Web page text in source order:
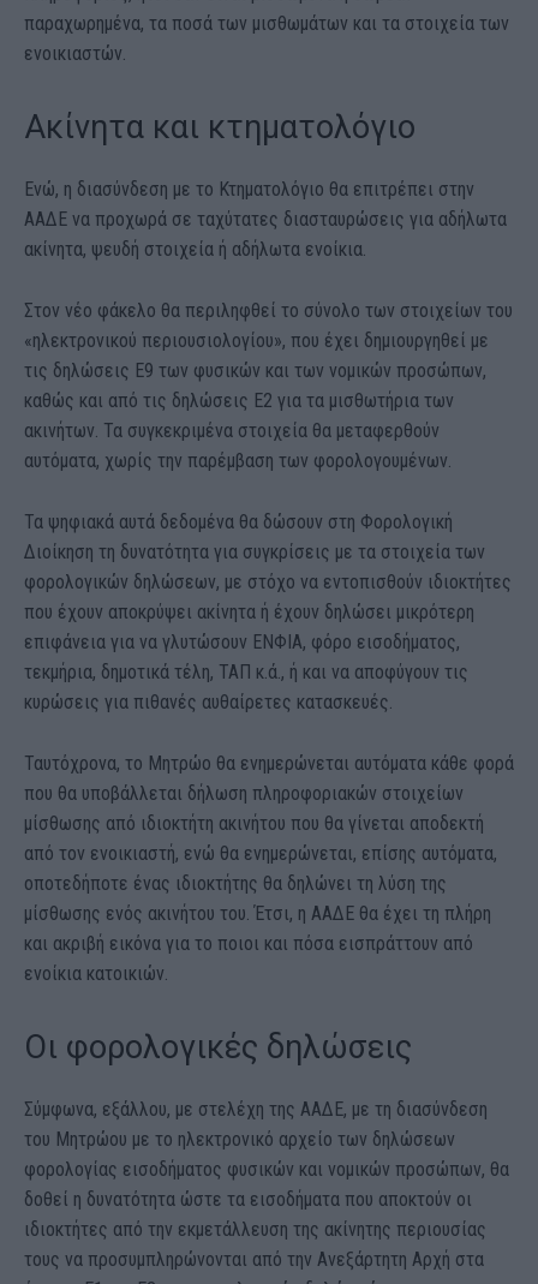
παραχωρημένα, τα ποσά των μισθωμάτων και τα στοιχεία των
ενοικιαστών.
Ακίνητα και κτηματολόγιο
Ενώ, η διασύνδεση με το Κτηματολόγιο θα επιτρέπει στην
ΑΑΔΕ να προχωρά σε ταχύτατες διασταυρώσεις για αδήλωτα
ακίνητα, ψευδή στοιχεία ή αδήλωτα ενοίκια.
Στον νέο φάκελο θα περιληφθεί το σύνολο των στοιχείων του
«ηλεκτρονικού περιουσιολογίου», που έχει δημιουργηθεί με
τις δηλώσεις Ε9 των φυσικών και των νομικών προσώπων,
καθώς και από τις δηλώσεις Ε2 για τα μισθωτήρια των
ακινήτων. Τα συγκεκριμένα στοιχεία θα μεταφερθούν
αυτόματα, χωρίς την παρέμβαση των φορολογουμένων.
Τα ψηφιακά αυτά δεδομένα θα δώσουν στη Φορολογική
Διοίκηση τη δυνατότητα για συγκρίσεις με τα στοιχεία των
φορολογικών δηλώσεων, με στόχο να εντοπισθούν ιδιοκτήτες
που έχουν αποκρύψει ακίνητα ή έχουν δηλώσει μικρότερη
επιφάνεια για να γλυτώσουν ΕΝΦΙΑ, φόρο εισοδήματος,
τεκμήρια, δημοτικά τέλη, ΤΑΠ κ.ά., ή και να αποφύγουν τις
κυρώσεις για πιθανές αυθαίρετες κατασκευές.
Ταυτόχρονα, το Μητρώο θα ενημερώνεται αυτόματα κάθε φορά
που θα υποβάλλεται δήλωση πληροφοριακών στοιχείων
μίσθωσης από ιδιοκτήτη ακινήτου που θα γίνεται αποδεκτή
από τον ενοικιαστή, ενώ θα ενημερώνεται, επίσης αυτόματα,
οποτεδήποτε ένας ιδιοκτήτης θα δηλώνει τη λύση της
μίσθωσης ενός ακινήτου του. Έτσι, η ΑΑΔΕ θα έχει τη πλήρη
και ακριβή εικόνα για το ποιοι και πόσα εισπράττουν από
ενοίκια κατοικιών.
Οι φορολογικές δηλώσεις
Σύμφωνα, εξάλλου, με στελέχη της ΑΑΔΕ, με τη διασύνδεση
του Μητρώου με το ηλεκτρονικό αρχείο των δηλώσεων
φορολογίας εισοδήματος φυσικών και νομικών προσώπων, θα
δοθεί η δυνατότητα ώστε τα εισοδήματα που αποκτούν οι
ιδιοκτήτες από την εκμετάλλευση της ακίνητης περιουσίας
τους να προσυμπληρώνονται από την Ανεξάρτητη Αρχή στα